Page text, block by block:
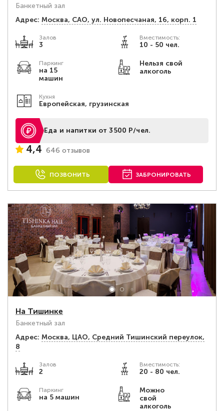
Банкетный зал
Адрес: Москва, САО, ул. Новопесчаная, 16, корп. 1
Залов
3
Вместимость:
10 - 50 чел.
Паркинг
на 15
машин
Нельзя свой
алкоголь
Кухня
Европейская, грузинская
Еда и напитки от 3500 Р/чел.
4,4 646 отзывов
ПОЗВОНИТЬ ЗАБРОНИРОВАТЬ
На Тишинке
Банкетный зал
Адрес: Москва, ЦАО, Средний Тишинский переулок,
8
Залов
2
Вместимость:
20 - 80 чел.
Паркинг
на 5 машин
Можно
свой
алкоголь